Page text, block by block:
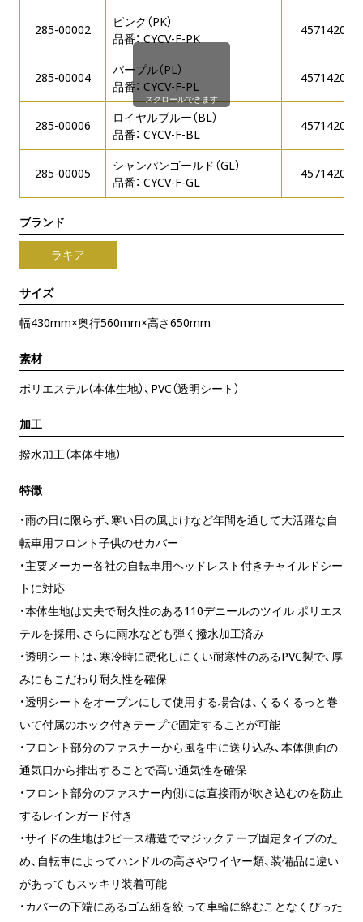
285-00002
ピンク（PK）
品番： CYCV-F-PK
285-00004
パープル（PL）
品番： CYCV-F-PL
285-00006
ロイヤルブルー（BL）
品番： CYCV-F-BL
285-00005
シャンパンゴールド（GL）
品番： CYCV-F-GL
スクロールできます
ブランド
ラキア
サイズ
幅430mm×奥行560mm×高さ650mm
素材
ポリエステル（本体生地）、PVC（透明シート）
加工
撥水加工（本体生地）
特徴
・雨の日に限らず、寒い日の風よけなど年間を通して大活躍な自
転車用フロント子供のせカバー
・主要メーカー各社の自転車用ヘッドレスト付きチャイルドシー
トに対応
・本体生地は丈夫で耐久性のある110デニールのツイル ポリエス
テルを採用、さらに雨水なども弾く撥水加工済み
・透明シートは、寒冷時に硬化しにくい耐寒性のあるPVC製で、厚
みにもこだわり耐久性を確保
・透明シートをオープンにして使用する場合は、くるくるっと巻
いて付属のホック付きテープで固定することが可能
・フロント部分のファスナーから風を中に送り込み、本体側面の
通気口から排出することで高い通気性を確保
・フロント部分のファスナー内側には直接雨が吹き込むのを防止
するレインガード付き
・サイドの生地は2ピース構造でマジックテープ固定タイプのた
め、自転車によってハンドルの高さやワイヤー類、装備品に違い
があってもスッキリ装着可能
・カバーの下端にあるゴム紐を絞って車輪に絡むことなくぴった